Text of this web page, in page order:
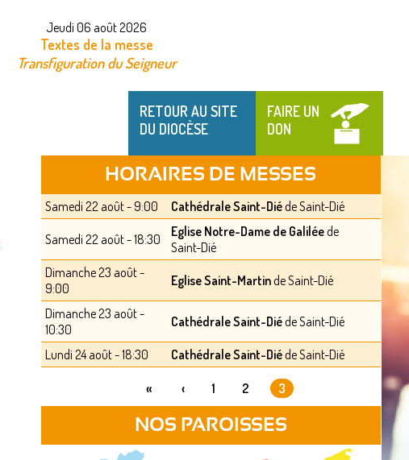
Jeudi 06 août 2026
Textes de la messe
Transfiguration du Seigneur
RETOUR AU SITE
DU DIOCÈSE
FAIRE UN
DON
HORAIRES DE MESSES
Samedi 22 août - 9:00 Cathédrale Saint-Diéde Saint-Dié
Samedi 22 août - 18:30 Eglise Notre-Dame de Galiléede
Saint-Dié
Dimanche 23 août -
9:00
Eglise Saint-Martinde Saint-Dié
Dimanche 23 août -
10:30
Cathédrale Saint-Diéde Saint-Dié
Lundi 24 août - 18:30 Cathédrale Saint-Diéde Saint-Dié
« ‹ 1 2 3
NOS PAROISSES